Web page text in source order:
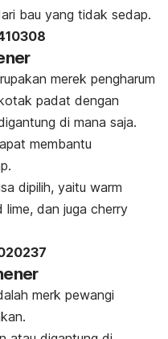
bau yang tidak sedap.
merek pengharum
padat dengan
di mana saja.
membantu
dipilih, yaitu warm
lime, dan juga cherry
merk pewangi